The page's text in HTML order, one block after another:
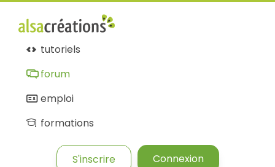
tutoriels
forum
emploi
formations
S'inscrire Connexion